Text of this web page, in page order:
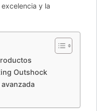
y la
Outshock